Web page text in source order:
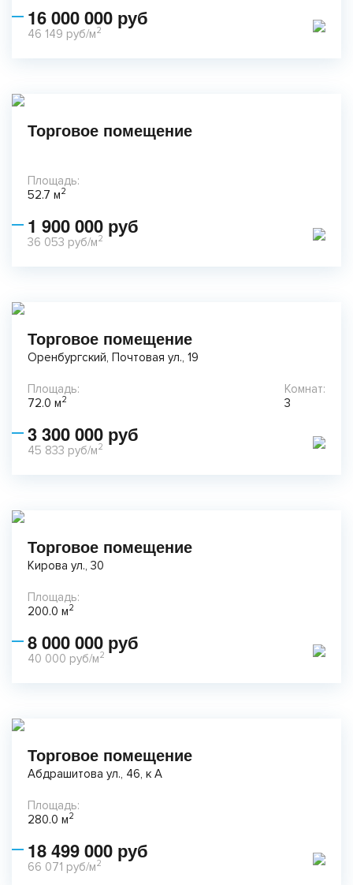
16 000 000 руб
46 149 руб/м2
Торговое помещение
Площадь:
52.7 м2
1 900 000 руб
36 053 руб/м2
Торговое помещение
Оренбургский, Почтовая ул., 19
Площадь:
72.0 м2
Комнат:
3
3 300 000 руб
45 833 руб/м2
Торговое помещение
Кирова ул., 30
Площадь:
200.0 м2
8 000 000 руб
40 000 руб/м2
Торговое помещение
Абдрашитова ул., 46, к А
Площадь:
280.0 м2
18 499 000 руб
66 071 руб/м2